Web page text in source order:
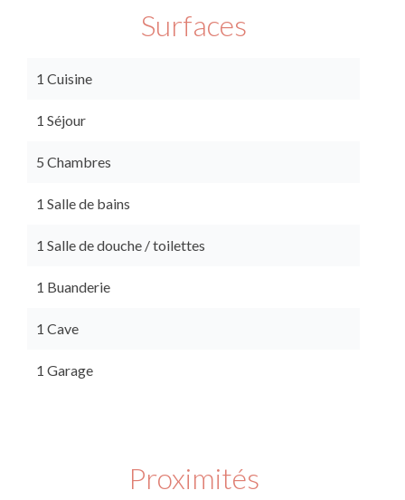
Surfaces
1 Cuisine
1 Séjour
5 Chambres
1 Salle de bains
1 Salle de douche / toilettes
1 Buanderie
1 Cave
1 Garage
Proximités